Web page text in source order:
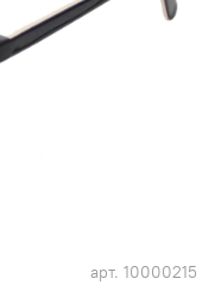
арт. 10000215